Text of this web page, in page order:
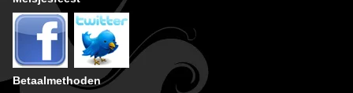
Betaalmethoden